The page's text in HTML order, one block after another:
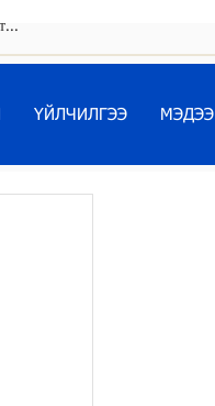
ҮЙЛЧИЛГЭЭ МЭДЭЭ